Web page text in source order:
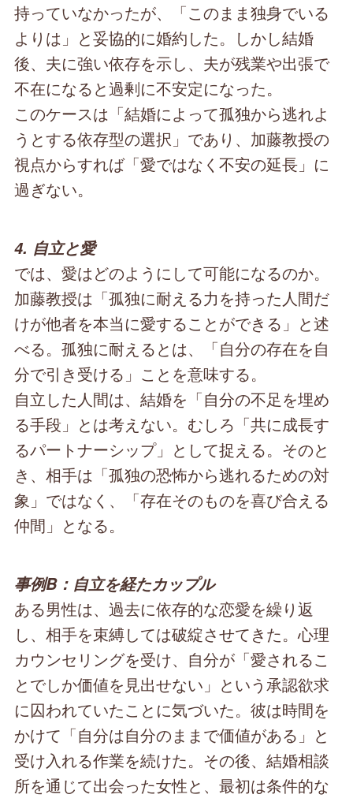
持っていなかったが、「このまま独身でいる
よりは」と妥協的に婚約した。しかし結婚
後、夫に強い依存を示し、夫が残業や出張で
不在になると過剰に不安定になった。
このケースは「結婚によって孤独から逃れよ
うとする依存型の選択」であり、加藤教授の
視点からすれば「愛ではなく不安の延長」に
過ぎない。
4. 自立と愛
では、愛はどのようにして可能になるのか。
加藤教授は「孤独に耐える力を持った人間だ
けが他者を本当に愛することができる」と述
べる。孤独に耐えるとは、「自分の存在を自
分で引き受ける」ことを意味する。
自立した人間は、結婚を「自分の不足を埋め
る手段」とは考えない。むしろ「共に成長す
るパートナーシップ」として捉える。そのと
き、相手は「孤独の恐怖から逃れるための対
象」ではなく、「存在そのものを喜び合える
仲間」となる。
事例B：自立を経たカップル
ある男性は、過去に依存的な恋愛を繰り返
し、相手を束縛しては破綻させてきた。心理
カウンセリングを受け、自分が「愛されるこ
とでしか価値を見出せない」という承認欲求
に囚われていたことに気づいた。彼は時間を
かけて「自分は自分のままで価値がある」と
受け入れる作業を続けた。その後、結婚相談
所を通じて出会った女性と、最初は条件的な